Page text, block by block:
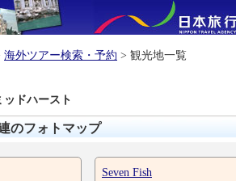
海外ツアー検索・予約 > 観光地一覧
ッドハースト
のフォトマップ
Seven Fish